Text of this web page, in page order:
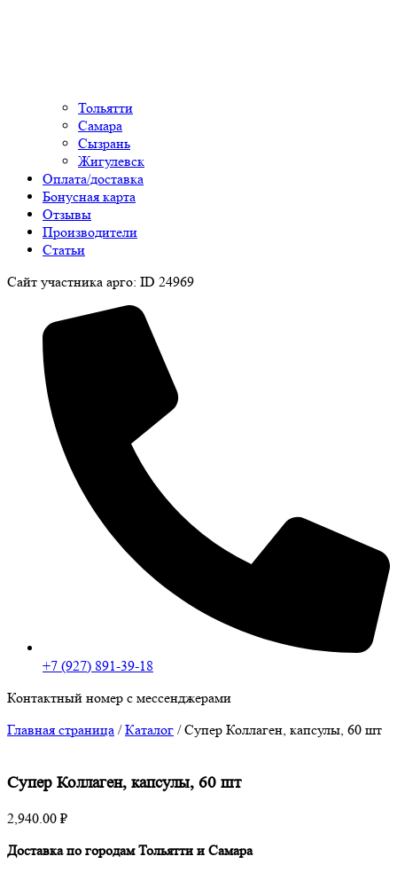
Тольятти
Самара
Сызрань
Жигулевск
Оплата/доставка
Бонусная карта
Отзывы
Производители
Статьи
Сайт участника арго: ID 24969
+7 (927) 891-39-18
Контактный номер с мессенджерами
Главная страница /Каталог /Супер Коллаген, капсулы, 60 шт
Супер Коллаген, капсулы, 60 шт
2,940.00 ₽
Доставка по городам Тольятти и Самара